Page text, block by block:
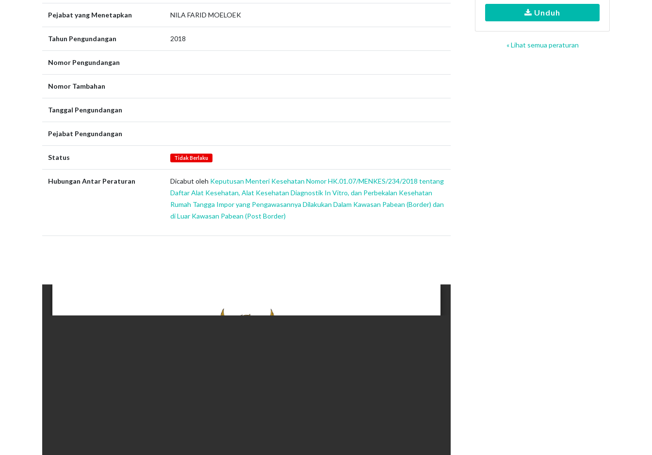
Pejabat yang Menetapkan NILA FARID MOELOEK
Tahun Pengundangan 2018
Nomor Pengundangan
Nomor Tambahan
Tanggal Pengundangan
Pejabat Pengundangan
Status Tidak Berlaku
Hubungan Antar Peraturan Dicabut oleh Keputusan Menteri Kesehatan Nomor HK.01.07/MENKES/234/2018 tentang
Daftar Alat Kesehatan, Alat Kesehatan Diagnostik In Vitro, dan Perbekalan Kesehatan
Rumah Tangga Impor yang Pengawasannya Dilakukan Dalam Kawasan Pabean (Border) dan
di Luar Kawasan Pabean (Post Border)
Unduh
« Lihat semua peraturan